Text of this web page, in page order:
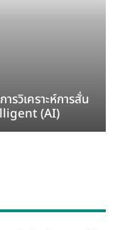
รวิเคราะห์การสั่น
(AI)